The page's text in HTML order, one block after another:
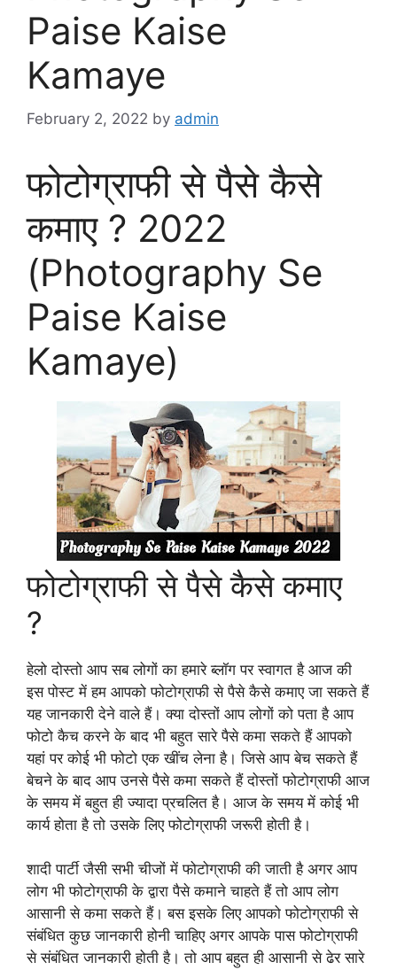
Paise Kaise
Kamaye
February 2, 2022 by admin
फोटोग्राफी से पैसे कैसे
कमाए ? 2022
(Photography Se
Paise Kaise
Kamaye)
फोटोग्राफी से पैसे कैसे कमाए
?
हेलो दोस्तो आप सब लोगों का हमारे ब्लॉग पर स्वागत है आज की
इस पोस्ट में हम आपको फोटोग्राफी से पैसे कैसे कमाए जा सकते हैं
यह जानकारी देने वाले हैं। क्या दोस्तों आप लोगों को पता है आप
फोटो कैच करने के बाद भी बहुत सारे पैसे कमा सकते हैं आपको
यहां पर कोई भी फोटो एक खींच लेना है। जिसे आप बेच सकते हैं
बेचने के बाद आप उनसे पैसे कमा सकते हैं दोस्तों फोटोग्राफी आज
के समय में बहुत ही ज्यादा प्रचलित है। आज के समय में कोई भी
कार्य होता है तो उसके लिए फोटोग्राफी जरूरी होती है।
शादी पार्टी जैसी सभी चीजों में फोटोग्राफी की जाती है अगर आप
लोग भी फोटोग्राफी के द्वारा पैसे कमाने चाहते हैं तो आप लोग
आसानी से कमा सकते हैं। बस इसके लिए आपको फोटोग्राफी से
संबंधित कुछ जानकारी होनी चाहिए अगर आपके पास फोटोग्राफी
से संबंधित जानकारी होती है। तो आप बहुत ही आसानी से ढेर सारे